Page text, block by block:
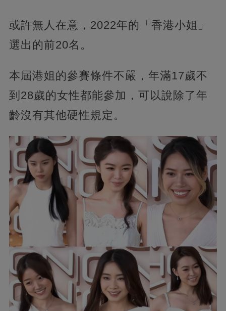
或許無人在意，2022年的「香港小姐」
選出的前20名。
本屆港姐的參賽條件不嚴，年滿17歲不
到28歲的女性都能參加，可以說除了年
齡沒有其他硬性規定。